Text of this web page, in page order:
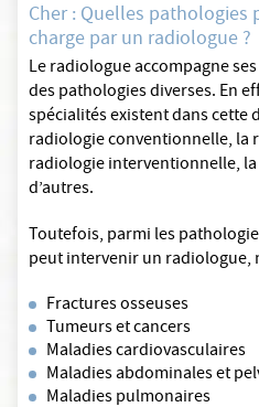
Cher : Quelles pathologies
charge par un radiologue ?
Le radiologue accompagne
des pathologies diverses. En
spécialités existent dans cette
radiologie conventionnelle, la
radiologie interventionnelle,
d’autres.
Toutefois, parmi les
peut intervenir un radiologue,
Fractures osseuses
Tumeurs et cancers
Maladies cardiovasculaires
Maladies abdominales et
Maladies pulmonaires